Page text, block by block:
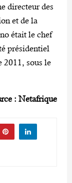
directeur des
et de la
était le chef
présidentiel
2011, sous le
: Netafrique